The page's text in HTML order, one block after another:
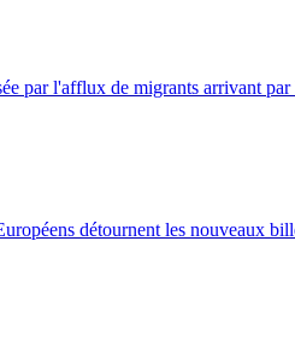
par l'afflux de migrants arrivant par
détournent les nouveaux